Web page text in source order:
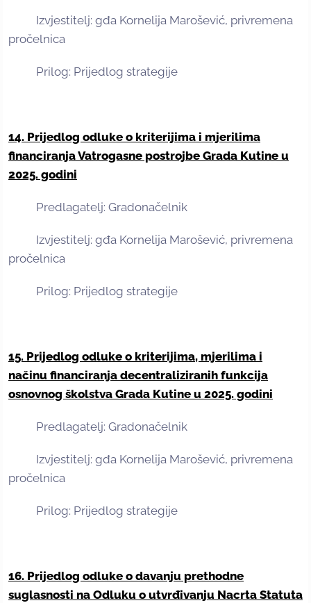
Izvjestitelj: gđa Kornelija Marošević, privremena
pročelnica
Prilog: Prijedlog strategije
14. Prijedlog odluke o kriterijima i mjerilima
financiranja Vatrogasne postrojbe Grada Kutine u
2025. godini
Predlagatelj: Gradonačelnik
Izvjestitelj: gđa Kornelija Marošević, privremena
pročelnica
Prilog: Prijedlog strategije
15. Prijedlog odluke o kriterijima, mjerilima i
načinu financiranja decentraliziranih funkcija
osnovnog školstva Grada Kutine u 2025. godini
Predlagatelj: Gradonačelnik
Izvjestitelj: gđa Kornelija Marošević, privremena
pročelnica
Prilog: Prijedlog strategije
16. Prijedlog odluke o davanju prethodne
suglasnosti na Odluku o utvrđivanju Nacrta Statuta